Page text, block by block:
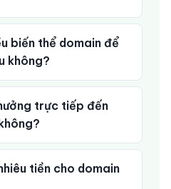
biến thể domain để
không?
trực tiếp đến
tiền cho domain